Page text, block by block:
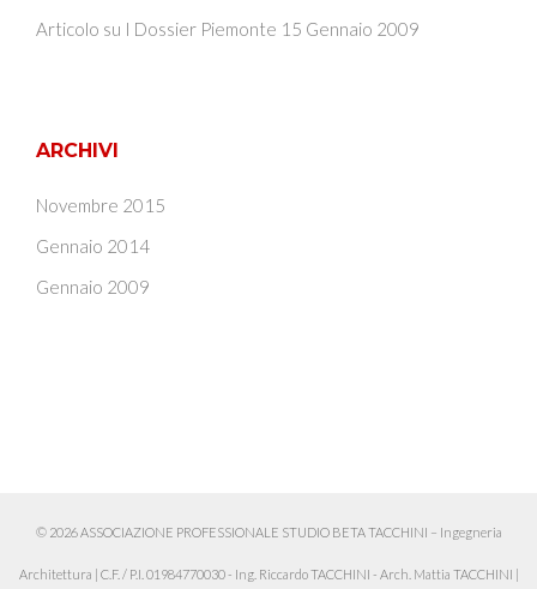
Articolo su I Dossier Piemonte 15 Gennaio 2009
ARCHIVI
Novembre 2015
Gennaio 2014
Gennaio 2009
© 2026 ASSOCIAZIONE PROFESSIONALE STUDIO BETA TACCHINI – Ingegneria
Architettura | C.F. / P.I. 01984770030 - Ing. Riccardo TACCHINI - Arch. Mattia TACCHINI |